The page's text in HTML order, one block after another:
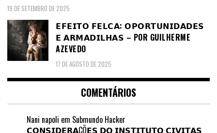
19 DE SETEMBRO DE 2025
𝗘𝗙𝗘𝗜𝗧𝗢 𝗙𝗘𝗟𝗖𝗔: 𝗢𝗣𝗢𝗥𝗧𝗨𝗡𝗜𝗗𝗔𝗗𝗘𝗦
𝗘 𝗔𝗥𝗠𝗔𝗗𝗜𝗟𝗛𝗔𝗦 – POR GUILHERME
AZEVEDO
17 DE AGOSTO DE 2025
COMENTÁRIOS
Nani napoli em Submundo Hacker
𝗖𝗢𝗡𝗦𝗜𝗗𝗘𝗥𝗔ÇÕ𝗘𝗦 𝗗𝗢 𝗜𝗡𝗦𝗧𝗜𝗧𝗨𝗧𝗢 𝗖𝗜𝗩𝗜𝗧𝗔𝗦